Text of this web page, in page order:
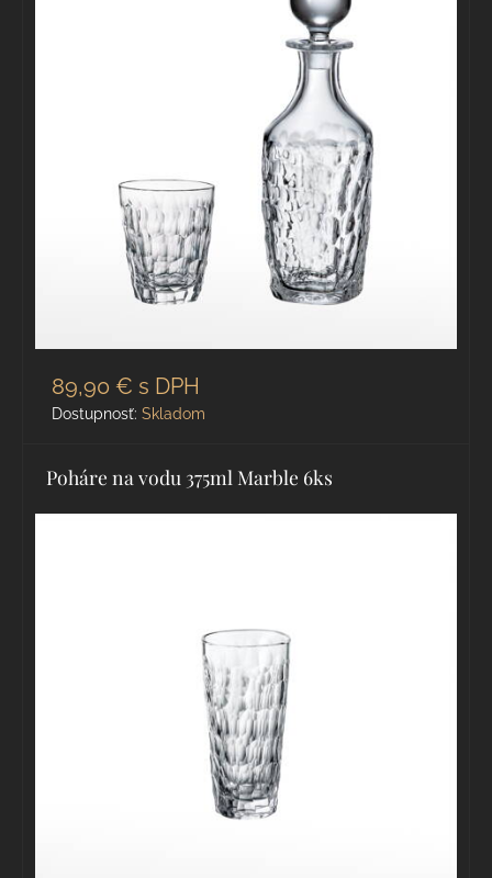
89,90 € s DPH
Dostupnosť: Skladom
Poháre na vodu 375ml Marble 6ks